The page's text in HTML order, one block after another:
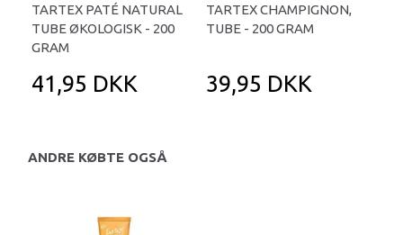
TARTEX PATÉ NATURAL
TUBE ØKOLOGISK - 200
GRAM
41,95 DKK
TARTEX CHAMPIGNON,
TUBE - 200 GRAM
39,95 DKK
ANDRE KØBTE OGSÅ